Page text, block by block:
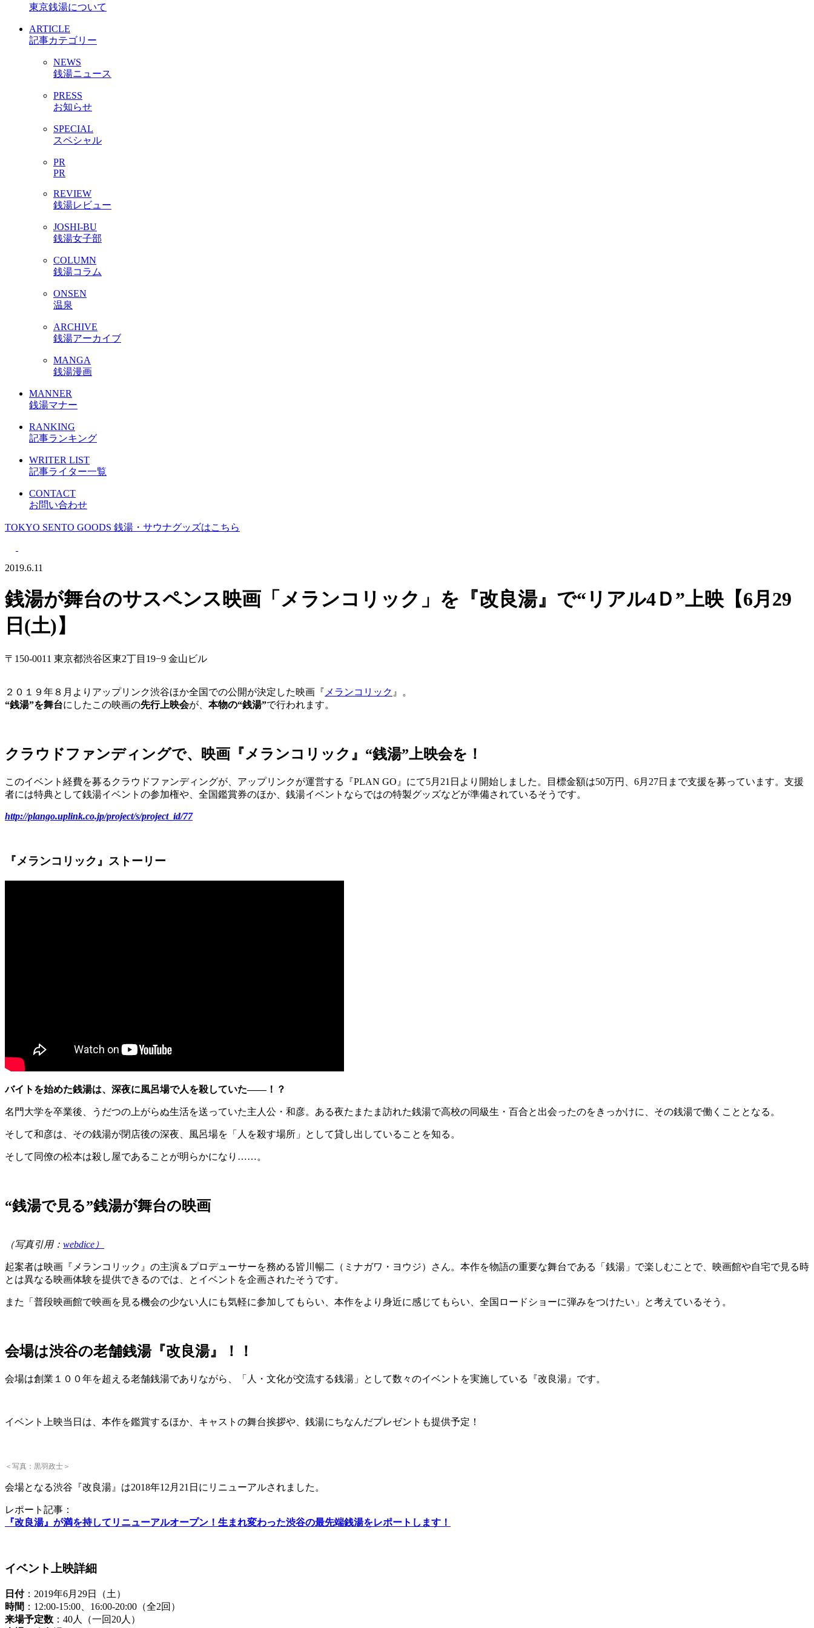
東京銭湯について
ARTICLE
記事カテゴリー
NEWS
銭湯ニュース
PRESS
お知らせ
SPECIAL
スペシャル
PR
PR
REVIEW
銭湯レビュー
JOSHI-BU
銭湯女子部
COLUMN
銭湯コラム
ONSEN
温泉
ARCHIVE
銭湯アーカイブ
MANGA
銭湯漫画
MANNER
銭湯マナー
RANKING
記事ランキング
WRITER LIST
記事ライター一覧
CONTACT
お問い合わせ
TOKYO SENTO GOODS 銭湯・サウナグッズはこちら
2019.6.11
銭湯が舞台のサスペンス映画「メランコリック」を『改良湯』で“リアル4Ｄ”上映【6月29
日(土)】
〒150-0011 東京都渋谷区東2丁目19−9 金山ビル
２０１９年８月よりアップリンク渋谷ほか全国での公開が決定した映画『 メランコリック 』。
“銭湯”を舞台にしたこの映画の先行上映会が、 本物の“銭湯”で行われます。
クラウドファンディングで、映画『メランコリック』“銭湯”上映会を！
このイベント経費を募るクラウドファンディングが、アップリンクが運営する『PLAN GO』にて5月21日より開始しました。目標金額は50万円、6月27日まで支援を募っています。支援
者には特典として銭湯イベントの参加権や、全国鑑賞券のほか、銭湯イベントならではの特製グッズなどが準備されているそうです。
http://plango.uplink.co.jp/project/s/project_id/77
『メランコリック』ストーリー
バイトを始めた銭湯は、深夜に風呂場で人を殺していた――！？
名門大学を卒業後、うだつの上がらぬ生活を送っていた主人公・和彦。ある夜たまたま訪れた銭湯で高校の同級生・百合と出会ったのをきっかけに、その銭湯で働くこととなる。
そして和彦は、その銭湯が閉店後の深夜、風呂場を「人を殺す場所」として貸し出していることを知る。
そして同僚の松本は殺し屋であることが明らかになり……。
“銭湯で見る”銭湯が舞台の映画
（写真引用： webdice）
起案者は映画『メランコリック』の主演＆プロデューサーを務める皆川暢二（ミナガワ・ヨウジ）さん。本作を物語の重要な舞台である「銭湯」で楽しむことで、映画館や自宅で見る時
とは異なる映画体験を提供できるのでは、とイベントを企画されたそうです。
また「普段映画館で映画を見る機会の少ない人にも気軽に参加してもらい、本作をより身近に感じてもらい、全国ロードショーに弾みをつけたい」と考えているそう。
会場は渋谷の老舗銭湯『改良湯』！！
会場は創業１００年を超える老舗銭湯でありながら、「人・文化が交流する銭湯」として数々のイベントを実施している『改良湯』です。
イベント上映当日は、本作を鑑賞するほか、キャストの舞台挨拶や、銭湯にちなんだプレゼントも提供予定！
＜写真：黒羽政士＞
会場となる渋谷『改良湯』は2018年12月21日にリニューアルされました。
レポート記事：
『改良湯』が満を持してリニューアルオープン！生まれ変わった渋谷の最先端銭湯をレポートします！
イベント上映詳細
日付：2019年6月29日（土）
時間 ：12:00-15:00、16:00-20:00（全2回）
来場予定数 ：40人（一回20人）